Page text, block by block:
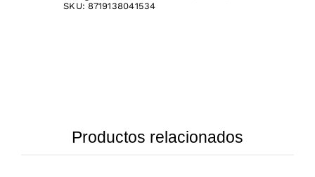
SKU: 8719138041534
Productos relacionados